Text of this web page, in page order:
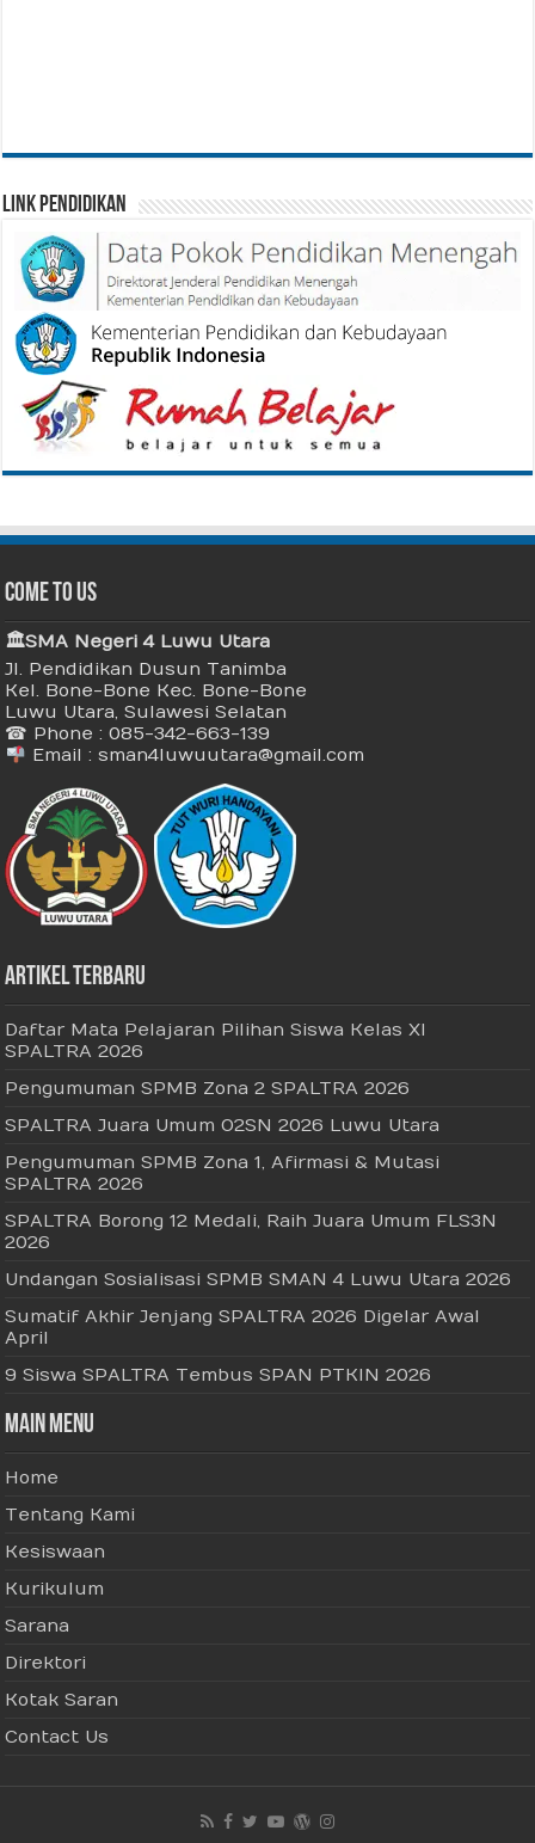
Link Pendidikan
Come To Us
🏛 SMA Negeri 4 Luwu Utara
Jl. Pendidikan Dusun Tanimba
Kel. Bone-Bone Kec. Bone-Bone
Luwu Utara, Sulawesi Selatan
☎ Phone : 085-342-663-139
Email : sman4luwuutara@gmail.com
Artikel Terbaru
Daftar Mata Pelajaran Pilihan Siswa Kelas XI
SPALTRA 2026
Pengumuman SPMB Zona 2 SPALTRA 2026
SPALTRA Juara Umum O2SN 2026 Luwu Utara
Pengumuman SPMB Zona 1, Afirmasi & Mutasi
SPALTRA 2026
SPALTRA Borong 12 Medali, Raih Juara Umum FLS3N
2026
Undangan Sosialisasi SPMB SMAN 4 Luwu Utara 2026
Sumatif Akhir Jenjang SPALTRA 2026 Digelar Awal
April
9 Siswa SPALTRA Tembus SPAN PTKIN 2026
Main Menu
Home
Tentang Kami
Kesiswaan
Kurikulum
Sarana
Direktori
Kotak Saran
Contact Us